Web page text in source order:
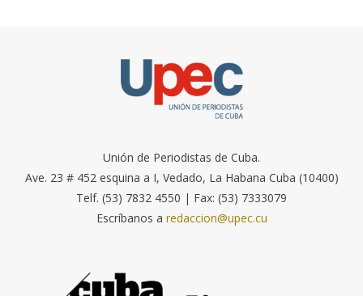
Unión de Periodistas de Cuba.
Ave. 23 # 452 esquina a I, Vedado, La Habana Cuba (10400)
Telf. (53) 7832 4550 | Fax: (53) 7333079
Escríbanos a redaccion@upec.cu